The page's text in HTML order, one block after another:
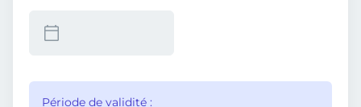
Période de validité :